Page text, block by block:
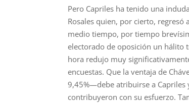
Pero Capriles ha tenido una
Rosales quien, por cierto,
medio tiempo, por tiempo
electorado de oposición un hálito
hora redujo muy
encuestas. Que la ventaja de
9,45%—debe atribuirse a Capriles
contribuyeron con su esfuerzo.